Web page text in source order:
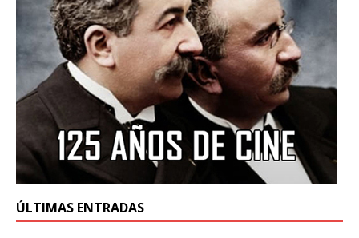
ÚLTIMAS ENTRADAS